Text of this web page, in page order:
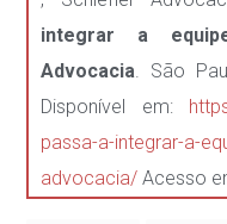
integrar a
Advocacia. São
Disponível em:
passa-a-integrar-a-
advocacia/ Acesso